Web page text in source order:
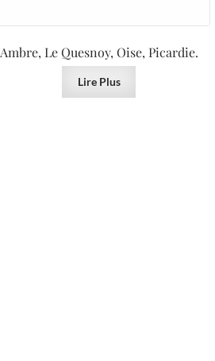
Ambre, Le Quesnoy, Oise, Picardie.
Lire Plus